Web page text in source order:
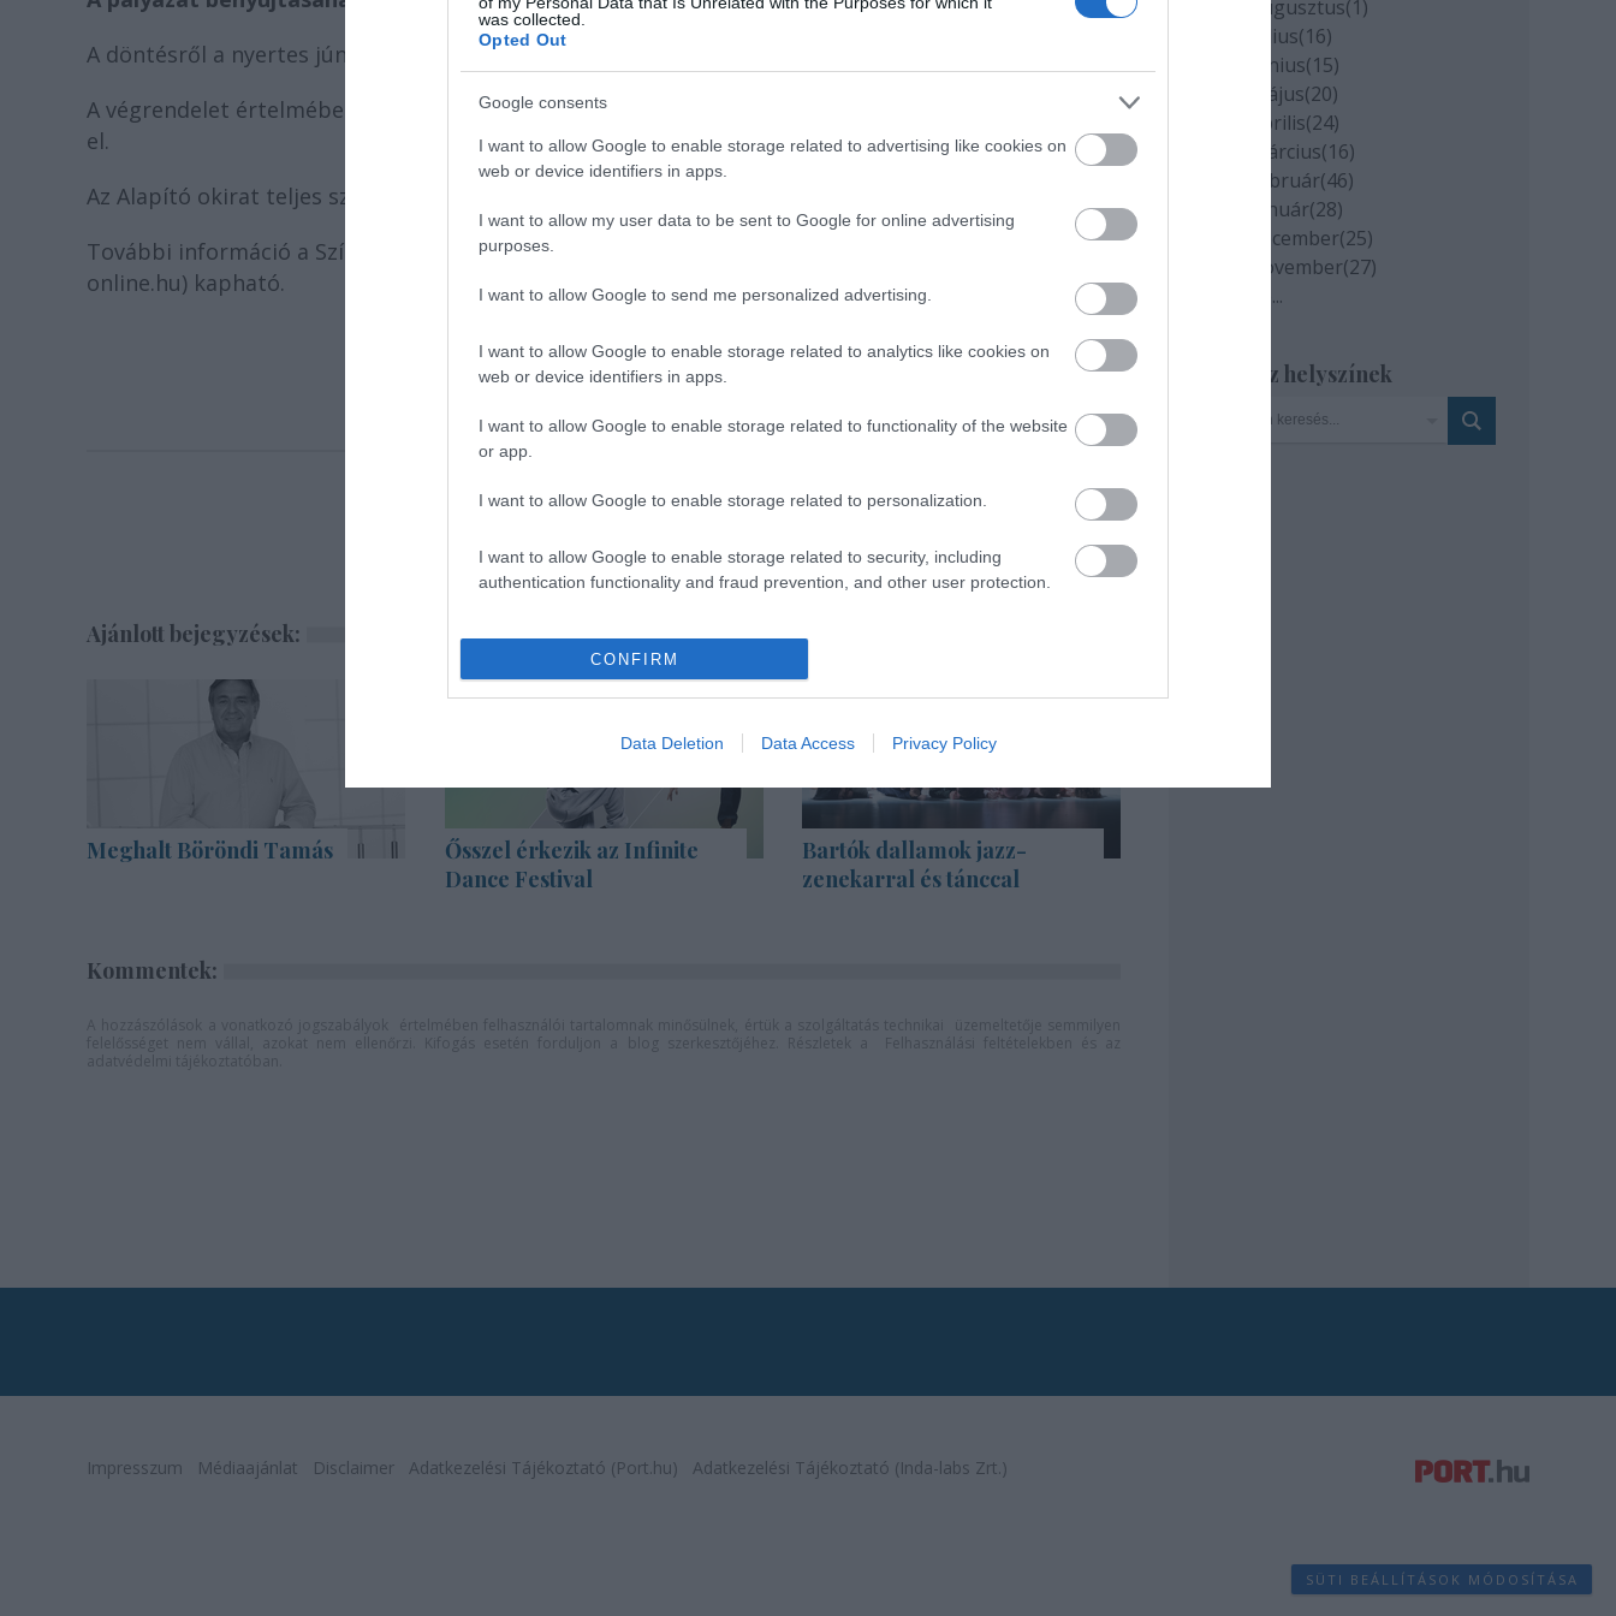
was collected.
Opted Out
Google consents
I want to allow Google to enable storage related to advertising like cookies on
web or device identifiers in apps.
I want to allow my user data to be sent to Google for online advertising
purposes.
I want to allow Google to send me personalized advertising.
I want to allow Google to enable storage related to analytics like cookies on
web or device identifiers in apps.
I want to allow Google to enable storage related to functionality of the website
or app.
I want to allow Google to enable storage related to personalization.
I want to allow Google to enable storage related to security, including
authentication functionality and fraud prevention, and other user protection.
CONFIRM
Data Deletion Data Access Privacy Policy
A döntésről a nyertes június 1-ig értesítést kap.
A végrendelet értelmében a kuratórium a döntést az érvényes pályázatok között sorsolással dönti
el.
Az Alapító okirat teljes szöveg a Magyar Színházi Társaság honlapján (
További információ a Színházi Társaság Titkárságán (3420-146, magyarszinhazi.tarsasag@t-
online.hu) kapható.
Magyar Színházi Társaság
Ajánlott bejegyzések:
Meghalt Böröndi Tamás
Ősszel érkezik az Infinite
Dance Festival
Bartók dallamok jazz-
zenekarral és tánccal
Kommentek:
2020 augusztus(1)
2020 július(16)
2020 június(15)
2020 május(20)
2020 április(24)
2020 március(16)
2020 február(46)
2020 január(28)
2019 december(25)
2019 november(27)
...
Szinház helyszínek
Impresszum Médiaajánlat Disclaimer Adatkezelési Tájékoztató (Port.hu) Adatkezelési Tájékoztató (Inda-labs Zrt.)
SÜTI BEÁLLÍTÁSOK MÓDOSÍTÁSA